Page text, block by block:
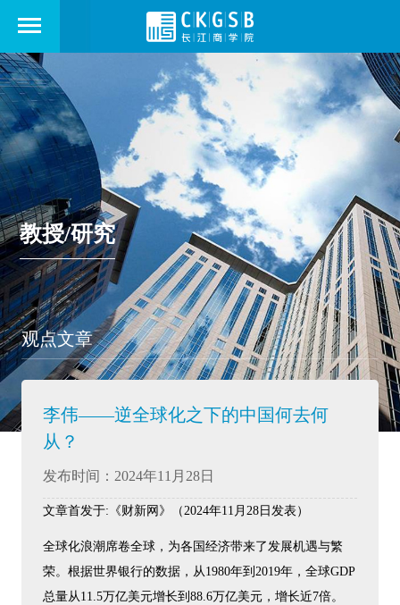
教授/研究
观点文章
李伟——逆全球化之下的中国何去何
从？
发布时间：2024年11月28日
文章首发于:《财新网》（2024年11月28日发表）
全球化浪潮席卷全球，为各国经济带来了发展机遇与繁
荣。根据世界银行的数据，从1980年到2019年，全球GDP
总量从11.5万亿美元增长到88.6万亿美元，增长近7倍。